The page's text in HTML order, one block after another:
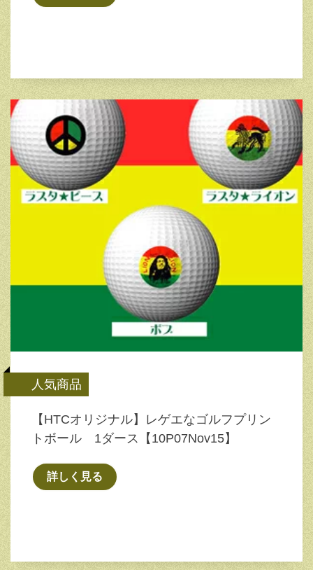
人気商品
【HTCオリジナル】レゲエなゴルフプリン
トボール 1ダース【10P07Nov15】
詳しく見る